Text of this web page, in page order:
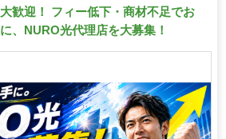
歓迎！ フィー低下・商材不足でお
、NURO光代理店を大募集！